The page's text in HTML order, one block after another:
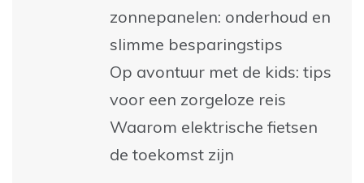
zonnepanelen: onderhoud en
slimme besparingstips
Op avontuur met de kids: tips
voor een zorgeloze reis
Waarom elektrische fietsen
de toekomst zijn